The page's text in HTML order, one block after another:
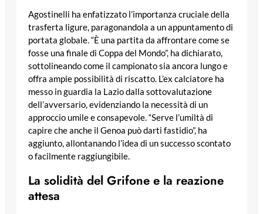
Agostinelli ha enfatizzato l’importanza cruciale della
trasferta ligure, paragonandola a un appuntamento di
portata globale. “È una partita da affrontare come se
fosse una finale di Coppa del Mondo”, ha dichiarato,
sottolineando come il campionato sia ancora lungo e
offra ampie possibilità di riscatto. L’ex calciatore ha
messo in guardia la Lazio dalla sottovalutazione
dell’avversario, evidenziando la necessità di un
approccio umile e consapevole. “Serve l’umiltà di
capire che anche il Genoa può darti fastidio”, ha
aggiunto, allontanando l’idea di un successo scontato
o facilmente raggiungibile.
La solidità del Grifone e la reazione
attesa